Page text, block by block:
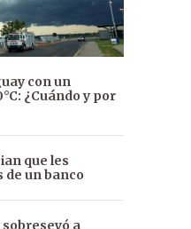
con un
¿Cuándo y por
que les
de un banco
a